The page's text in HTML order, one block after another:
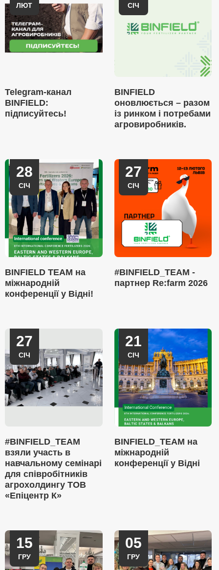
ЛЮТ
Telegram-канал
BINFIELD:
підписуйтесь!
СІЧ
BINFIELD
оновлюється – разом
із ринком і потребами
агровиробників.
28
СІЧ
BINFIELD TEAM на
міжнародній
конференції у Відні!
27
СІЧ
#BINFIELD_TEAM -
партнер Re:farm 2026
27
СІЧ
#BINFIELD_TEAM
взяли участь в
навчальному семінарі
для співробітників
агрохолдингу ТОВ
«Епіцентр К»
21
СІЧ
BINFIELD_TEAM на
міжнародній
конференції у Відні
15
ГРУ
05
ГРУ